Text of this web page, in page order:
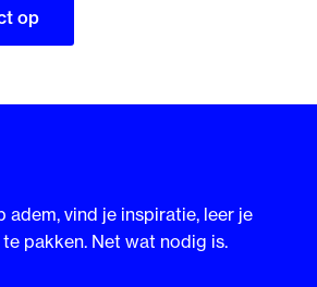
op
adem, vind je inspiratie, leer je
pakken. Net wat nodig is.